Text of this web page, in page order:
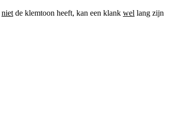
niet de klemtoon heeft, kan een klank wel lang zijn